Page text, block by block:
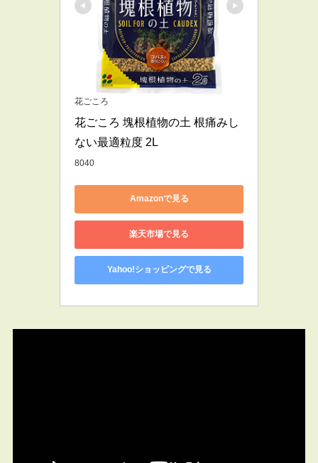
花ごころ
花ごころ 塊根植物の土 根痛みし
ない最適粒度 2L
8040
Amazonで見る
楽天市場で見る
Yahoo!ショッピングで見る